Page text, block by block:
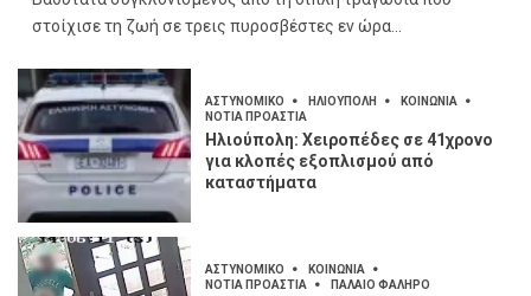
στοίχισε τη ζωή σε τρεις πυροσβέστες εν ώρα...
ΑΣΤΥΝΟΜΙΚΟ ΗΛΙΟΥΠΟΛΗ
ΚΟΙΝΩΝΙΑ
ΝΟΤΙΑ ΠΡΟΑΣΤΙΑ
Ηλιούπολη: Χειροπέδες σε 41χρονο
για κλοπές εξοπλισμού από
καταστήματα
ΑΣΤΥΝΟΜΙΚΟ
ΚΟΙΝΩΝΙΑ
ΝΟΤΙΑ ΠΡΟΑΣΤΙΑ
ΠΑΛΑΙΟ ΦΑΛΗΡΟ